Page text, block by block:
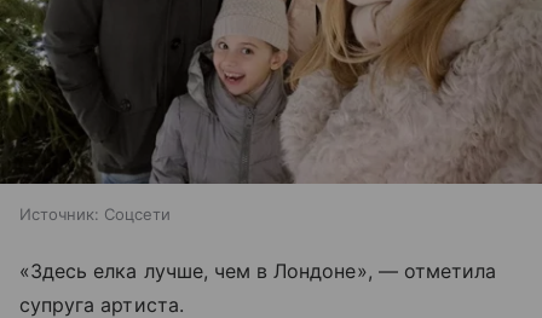
Источник: Соцсети
«Здесь елка лучше, чем в Лондоне», — отметила
супруга артиста.